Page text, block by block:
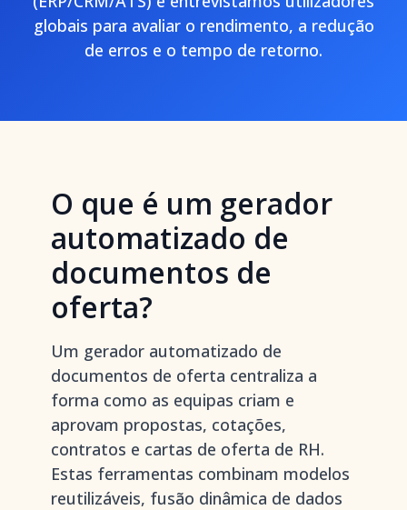
globais para avaliar o rendimento, a redução
de erros e o tempo de retorno.
O que é um gerador
automatizado de
documentos de
oferta?
Um gerador automatizado de
documentos de oferta centraliza a
forma como as equipas criam e
aprovam propostas, cotações,
contratos e cartas de oferta de RH.
Estas ferramentas combinam modelos
reutilizáveis, fusão dinâmica de dados